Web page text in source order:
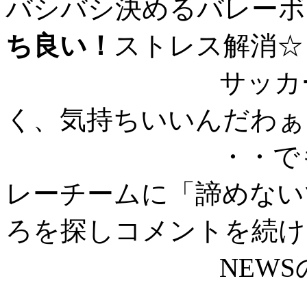
バシバシ決めるバレー
ち良い！ ストレス解消☆
サッカーや、
く、気持ちいいんだわ
・・でも、最
レーチームに「諦めな
ろを探しコメントを続
NEWSの山下